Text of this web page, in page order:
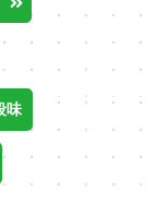
味